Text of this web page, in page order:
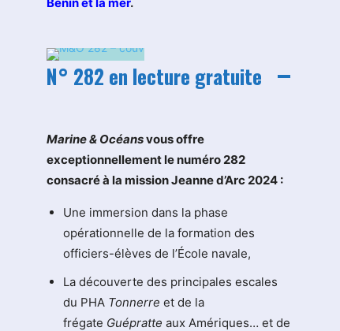
N° 282 en lecture gratuite
Marine & Océansvous offre
exceptionnellement le numéro 282
consacré à la mission Jeanne d’Arc 2024 :
Une immersion dans la phase
opérationnelle de la formation des
officiers-élèves de l’École navale,
La découverte des principales escales
du PHA Tonnerre et de la
frégate Guépratte aux Amériques… et de